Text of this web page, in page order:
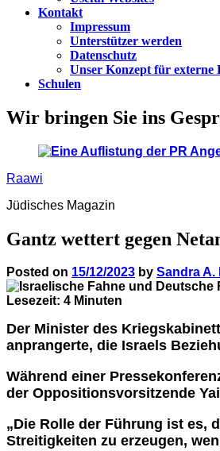
Kontakt
Impressum
Unterstützer werden
Datenschutz
Unser Konzept für externe
Schulen
Wir bringen Sie ins
Raawi
Jüdisches Magazin
Gantz wettert gegen
Posted on 15/12/2023 by Sandra A.
Lesezeit: 4 Minuten
Der Minister des
anprangerte, die Israels
Während einer
der Oppositionsvorsitzende
„Die Rolle der Führung ist es,
Streitigkeiten zu erzeugen,